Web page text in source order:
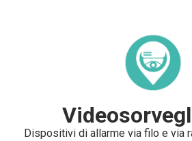
Dispositivi di allarme via filo e via